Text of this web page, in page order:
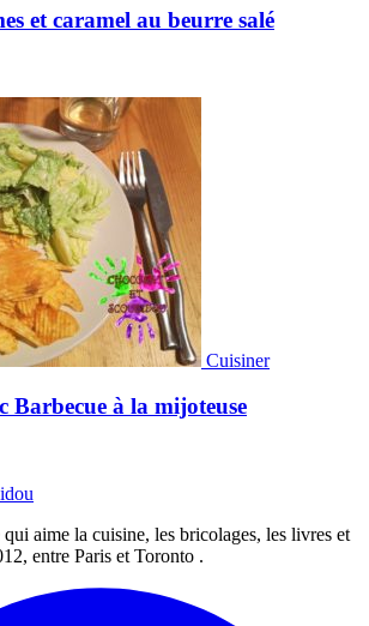
et caramel au beurre salé
Cuisiner
Barbecue à la mijoteuse
aime la cuisine, les bricolages, les livres et
entre Paris et Toronto .